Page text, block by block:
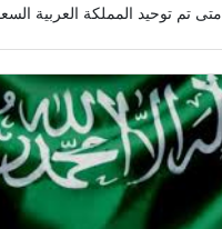
متى تم توحيد المملكة العربية